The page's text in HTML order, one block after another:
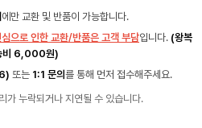
에만 교환 및 반품이 가능합니다.
으로 인한 교환/반품은 고객 부담입니다. (왕복
비 6,000원)
또는 1:1 문의 를 통해 먼저 접수해주세요.
가 누락되거나 지연될 수 있습니다.